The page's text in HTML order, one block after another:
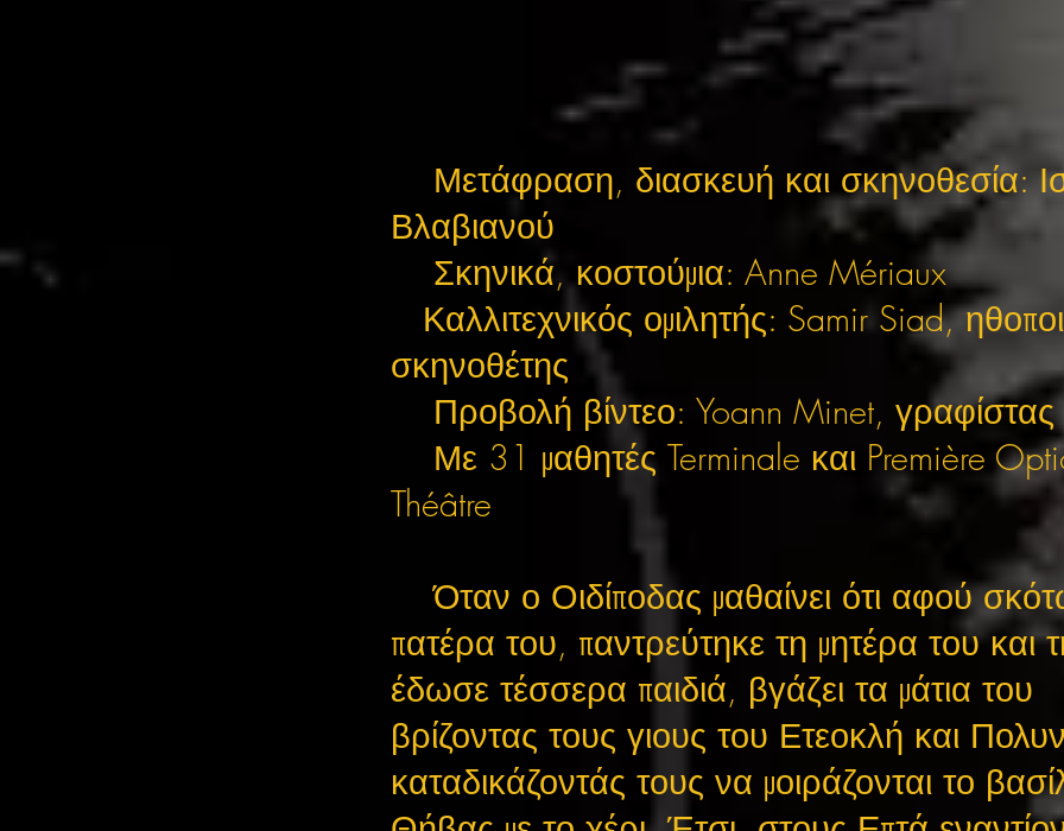
Μετάφραση, διασκευή και σκηνοθεσία:
Βλαβιανού
Σκηνικά, κοστούμια: Anne Mériaux
Καλλιτεχνικός ομιλητής: Samir Siad,
σκηνοθέτης
Προβολή βίντεο: Yoann Minet, γραφίστας
Με 31 μαθητές Terminale και Première
Théâtre
Όταν ο Οιδίποδας μαθαίνει ότι αφού
πατέρα του, παντρεύτηκε τη μητέρα του και
έδωσε τέσσερα παιδιά, βγάζει τα μάτια του
βρίζοντας τους γιους του Ετεοκλή και
καταδικάζοντάς τους να μοιράζονται το